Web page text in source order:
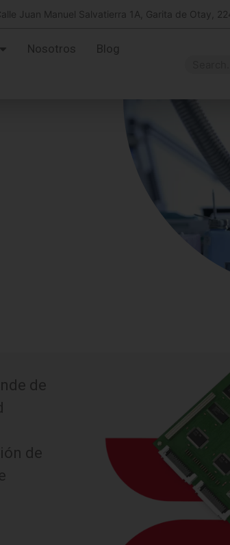
Juan Manuel Salvatierra 1A, Garita de Otay,
Nosotros Blog
de
de